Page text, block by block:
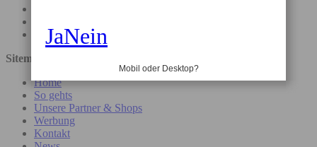
Neukunde? Jetzt registrieren
Sitemap
Home
So gehts
Unsere Partner & Shops
Werbung
Kontakt
JaNein
Mobil oder Desktop?